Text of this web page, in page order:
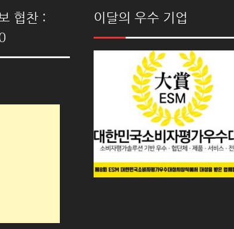
협찬 :
이달의 우수 기업